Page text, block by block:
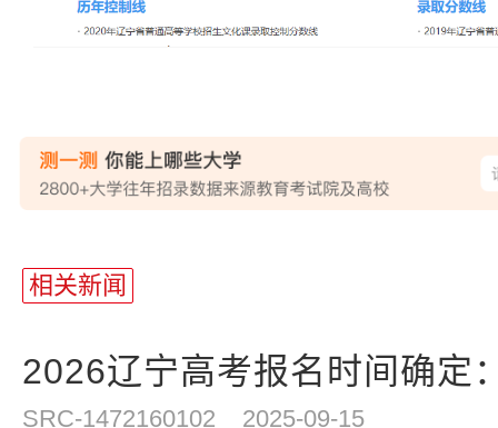
相关新闻
2026辽宁高考报名时间确定
SRC-1472160102 2025-09-15